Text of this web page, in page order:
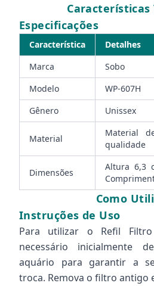
Características
Especificações
Característica
Detalhes
Marca
Sobo
Modelo
WP-607H
Gênero
Unissex
Material
Material
qualidade
Dimensões
Altura 6,3
Como
Instruções de Uso
Para utilizar o Refil Filtro
necessário inicialmente
aquário para garantir a
troca. Remova o filtro antigo